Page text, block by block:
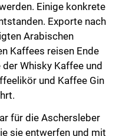
Einige konkrete
Exporte nach
Arabischen
Kaffees reisen Ende
Whisky Kaffee und
und Kaffee Gin
für die Aschersleber
sie entwerfen und mit